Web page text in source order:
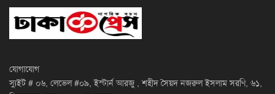
যোগাযোগ
স্যুইট # ০৬, লেভেল #০৯, ইস্টার্ন আরজু , শহীদ সৈয়দ নজরুল ইসলাম সরণি, ৬১,